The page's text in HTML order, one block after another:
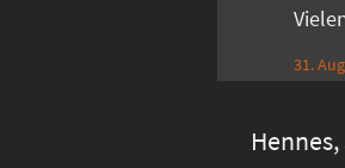
31.